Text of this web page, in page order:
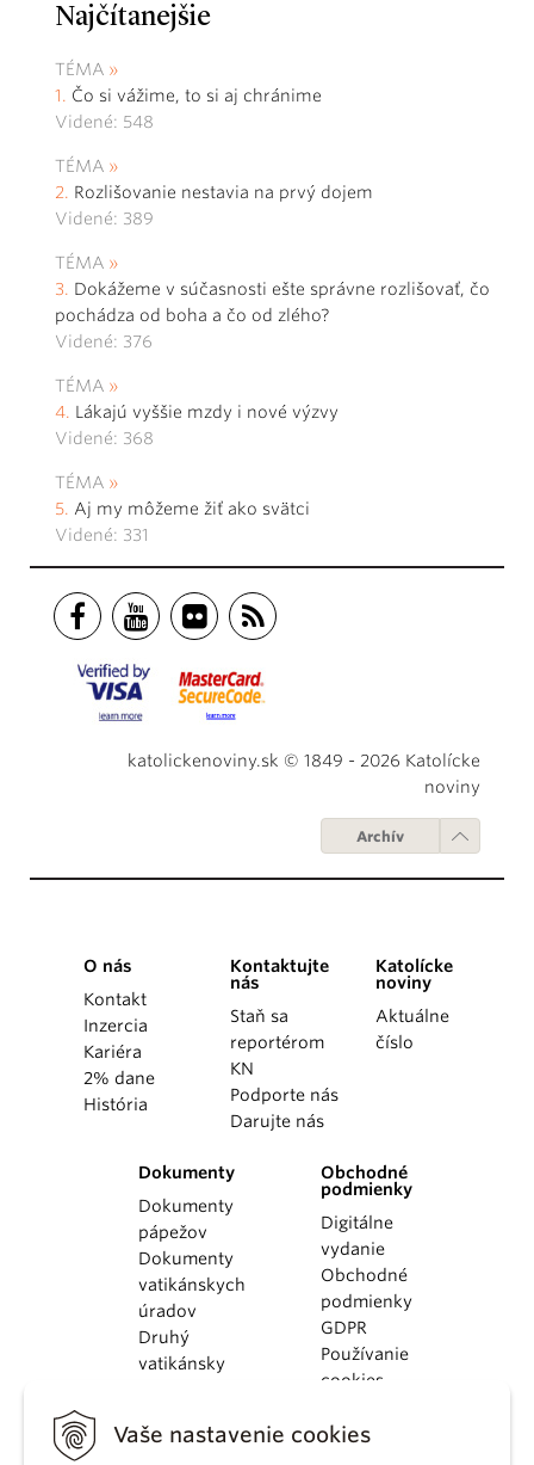
Vaše nastavenie cookies
Najčítanejšie
TÉMA
Čo si vážime, to si aj chránime
Videné: 548
TÉMA
Rozlišovanie nestavia na prvý dojem
Videné: 389
TÉMA
Dokážeme v súčasnosti ešte správne rozlišovať, čo
pochádza od boha a čo od zlého?
Videné: 376
TÉMA
Lákajú vyššie mzdy i nové výzvy
Videné: 368
TÉMA
Aj my môžeme žiť ako svätci
Videné: 331
katolickenoviny.sk © 1849 - 2026 Katolícke
noviny
Archív
O nás
Kontakt
Inzercia
Kariéra
2% dane
História
Kontaktujte
nás
Staň sa
reportérom
KN
Podporte nás
Darujte nás
Katolícke
noviny
Aktuálne
číslo
Dokumenty
Dokumenty
pápežov
Dokumenty
vatikánskych
úradov
Druhý
vatikánsky
KBS
Obchodné
podmienky
Digitálne
vydanie
Obchodné
podmienky
GDPR
Používanie
cookies